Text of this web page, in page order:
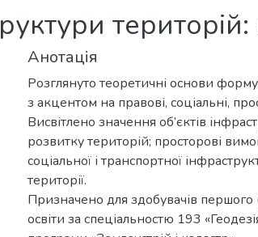
територій:
Анотація
Розглянуто теоретичні основи
з акцентом на правові, соціальні,
Висвітлено значення об’єктів
розвитку територій; просторові
соціальної і транспортної
території.
Призначено для здобувачів першого
освіти за спеціальностю 193